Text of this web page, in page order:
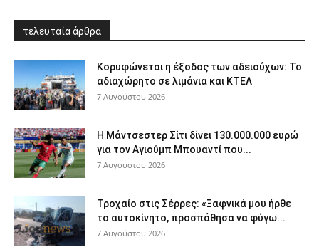
τελευταία άρθρα
Κορυφώνεται η έξοδος των αδειούχων: Το
αδιαχώρητο σε λιμάνια και ΚΤΕΛ
7 Αυγούστου 2026
Η Μάντσεστερ Σίτι δίνει 130.000.000 ευρώ
για τον Αγιούμπ Μπουαντί που...
7 Αυγούστου 2026
Τροχαίο στις Σέρρες: «Ξαφνικά μου ήρθε
το αυτοκίνητο, προσπάθησα να φύγω...
7 Αυγούστου 2026